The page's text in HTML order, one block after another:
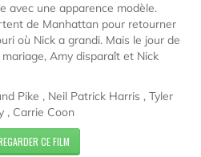
avec une apparence modèle.
de Manhattan pour retourner
où Nick a grandi. Mais le jour de
Amy disparaît et Nick
Pike , Neil Patrick Harris , Tyler
, Carrie Coon
CE FILM